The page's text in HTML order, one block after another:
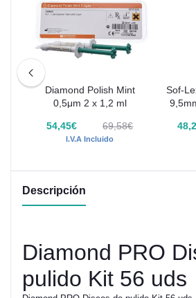
Diamond Polish Mint
0,5μm 2 x 1,2 ml
54,45€ 69,58€
I.V.A Incluido
Sof-
Descripción
Diamond PRO
pulido Kit 56 uds